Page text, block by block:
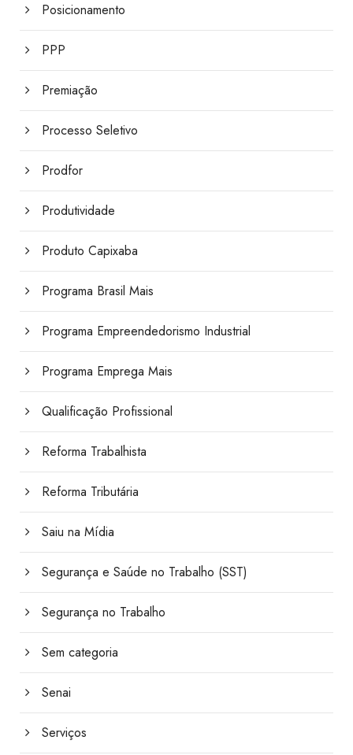
Posicionamento
PPP
Premiação
Processo Seletivo
Prodfor
Produtividade
Produto Capixaba
Programa Brasil Mais
Programa Empreendedorismo Industrial
Programa Emprega Mais
Qualificação Profissional
Reforma Trabalhista
Reforma Tributária
Saiu na Mídia
Segurança e Saúde no Trabalho (SST)
Segurança no Trabalho
Sem categoria
Senai
Serviços